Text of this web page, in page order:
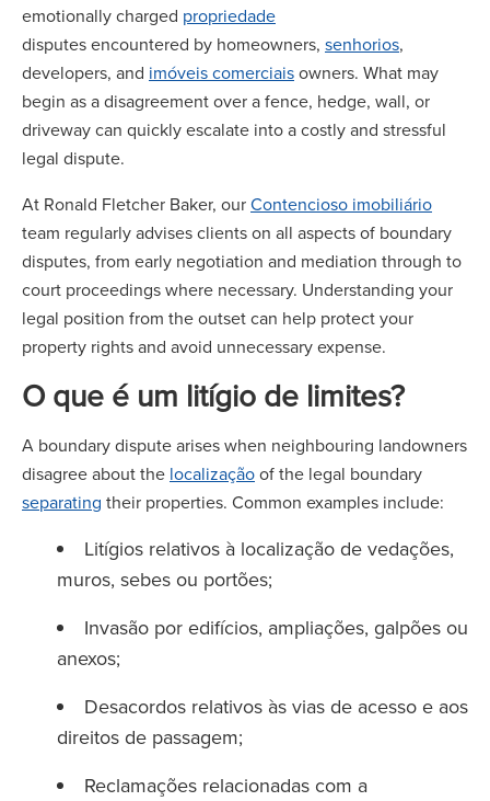
emotionally charged propriedade
disputes encountered by homeowners, senhorios,
developers, and imóveis comerciaisowners. What may
begin as a disagreement over a fence, hedge, wall, or
driveway can quickly escalate into a costly and stressful
legal dispute.
At Ronald Fletcher Baker, ourContencioso imobiliário
team regularly advises clients on all aspects of boundary
disputes, from early negotiation and mediation through to
court proceedings where necessary. Understanding your
legal position from the outset can help protect your
property rights and avoid unnecessary expense.
O que é um litígio de limites?
A boundary dispute arises when neighbouring landowners
disagree about the localizaçãoof the legal boundary
separating their properties. Common examples include:
Litígios relativos à localização de vedações,
muros, sebes ou portões;
Invasão por edifícios, ampliações, galpões ou
anexos;
Desacordos relativos às vias de acesso e aos
direitos de passagem;
Reclamações relacionadas com a